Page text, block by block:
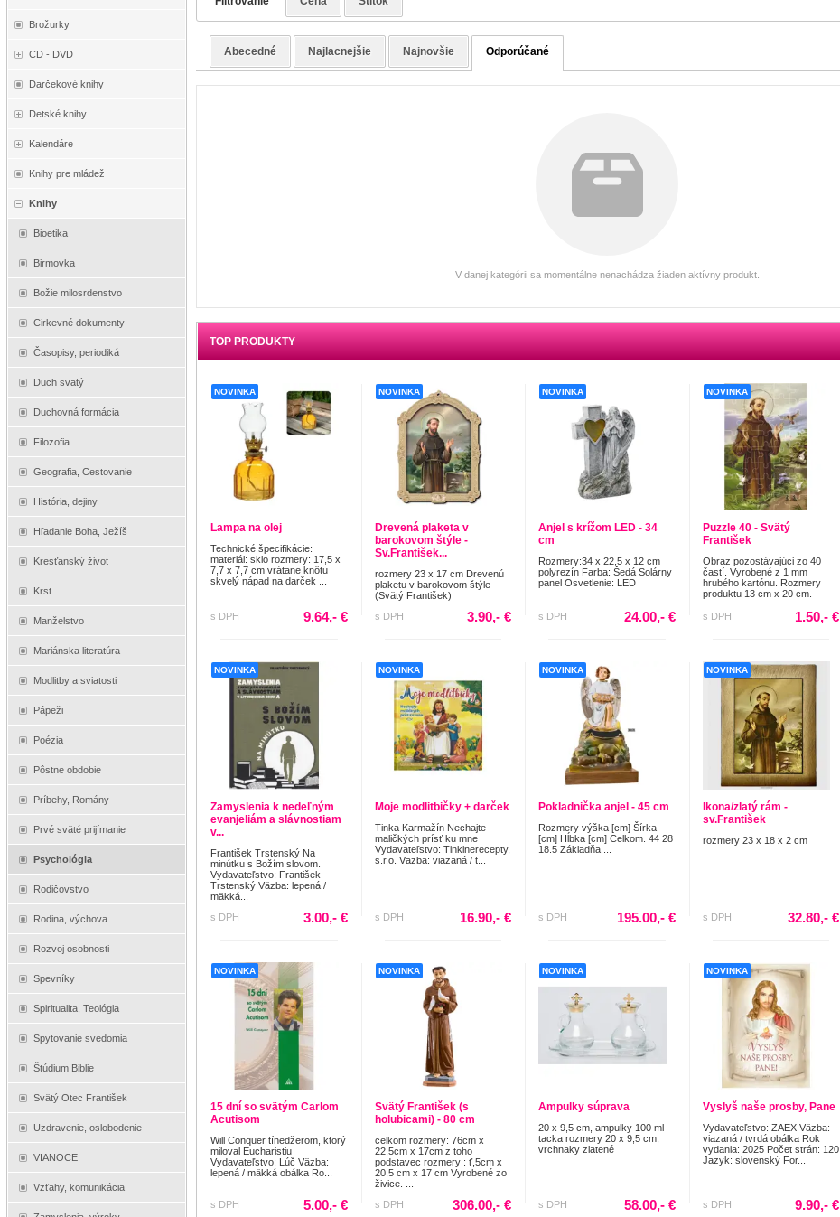
Brožurky
CD - DVD
Darčekové knihy
Detské knihy
Kalendáre
Knihy pre mládež
Knihy
Bioetika
Birmovka
Božie milosrdenstvo
Cirkevné dokumenty
Časopisy, periodiká
Duch svätý
Duchovná formácia
Filozofia
Geografia, Cestovanie
História, dejiny
Hľadanie Boha, Ježíš
Kresťanský život
Krst
Manželstvo
Mariánska literatúra
Modlitby a sviatosti
Pápeži
Poézia
Pôstne obdobie
Príbehy, Romány
Prvé sväté prijímanie
Psychológia
Rodičovstvo
Rodina, výchova
Rozvoj osobnosti
Spevníky
Spiritualita, Teológia
Spytovanie svedomia
Štúdium Biblie
Svätý Otec František
Uzdravenie, oslobodenie
VIANOCE
Vzťahy, komunikácia
Abecedné Najlacnejšie Najnovšie Odporúčané
V danej kategórii sa momentálne nenachádza žiaden aktívny produkt.
TOP PRODUKTY
NOVINKA
Lampa na olej
Technické špecifikácie:
materiál: sklo rozmery: 17,5 x
7,7 x 7,7 cm vrátane knôtu
skvelý nápad na darček ...
s DPH 9.64,- €
NOVINKA
Drevená plaketa v
barokovom štýle -
Sv.František...
rozmery 23 x 17 cm Drevenú
plaketu v barokovom štýle
(Svätý František)
s DPH
3.90,- €
NOVINKA
Anjel s krížom LED - 34
cm
Rozmery:34 x 22,5 x 12 cm
polyrezín Farba: Šedá Solárny
panel Osvetlenie: LED
s DPH 24.00,- €
NOVINKA
Puzzle 40 - Svätý
František
Obraz pozostávajúci zo 40
častí. Vyrobené z 1 mm
hrubého kartónu. Rozmery
produktu 13 cm x 20 cm.
s DPH 1.50,- €
NOVINKA
Zamyslenia k nedeľným
evanjeliám a slávnostiam
v...
František Trstenský Na
minútku s Božím slovom.
Vydavateľstvo: František
Trstenský Väzba: lepená /
mäkká...
s DPH
3.00,- €
NOVINKA
Moje modlitbičky + darček
Tinka Karmažín Nechajte
maličkých prísť ku mne
Vydavateľstvo: Tinkinerecepty,
s.r.o. Väzba: viazaná / t...
s DPH 16.90,- €
NOVINKA
Pokladnička anjel - 45 cm
Rozmery výška [cm] Šírka
[cm] Hĺbka [cm] Celkom. 44 28
18.5 Základňa ...
s DPH 195.00,- €
NOVINKA
Ikona/zlatý rám -
sv.František
rozmery 23 x 18 x 2 cm
s DPH 32.80,- €
NOVINKA
15 dní so svätým Carlom
Acutisom
Will Conquer tínedžerom, ktorý
miloval Eucharistiu
Vydavateľstvo: Lúč Väzba:
lepená / mäkká obálka Ro...
s DPH 5.00,- €
NOVINKA
Svätý František (s
holubicami) - 80 cm
celkom rozmery: 76cm x
22,5cm x 17cm z toho
podstavec rozmery : ť,5cm x
20,5 cm x 17 cm Vyrobené zo
živice. ...
s DPH
306.00,- €
NOVINKA
Ampulky súprava
20 x 9,5 cm, ampulky 100 ml
tacka rozmery 20 x 9,5 cm,
vrchnaky zlatené
s DPH 58.00,- €
NOVINKA
Vyslyš naše prosby, Pane
Vydavateľstvo: ZAEX Väzba:
viazaná / tvrdá obálka Rok
vydania: 2025 Počet strán: 120
Jazyk: slovenský For...
s DPH 9.90,- €